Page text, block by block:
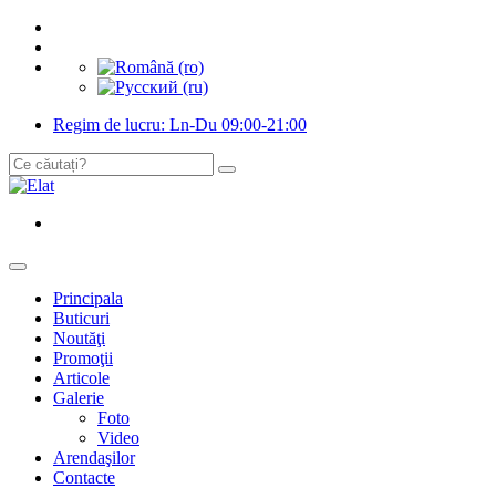
Regim de lucru: Ln-Du 09:00-21:00
Principala
Buticuri
Noutăţi
Promoţii
Articole
Galerie
Foto
Video
Arendaşilor
Contacte